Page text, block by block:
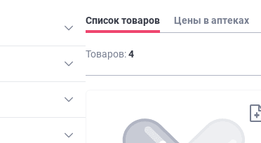
Список товаров Цены в аптеках
Товаров:4